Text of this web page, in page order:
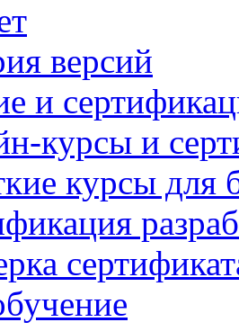
версий
и
курсы и
курсы для